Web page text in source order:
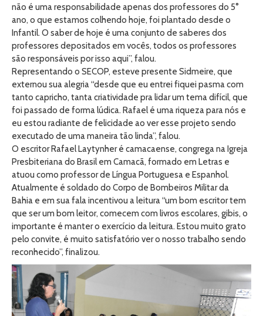
não é uma responsabilidade apenas dos professores do 5°
ano, o que estamos colhendo hoje, foi plantado desde o
Infantil. O saber de hoje é uma conjunto de saberes dos
professores depositados em vocês, todos os professores
são responsáveis por isso aqui”, falou.
Representando o SECOP, esteve presente Sidmeire, que
externou sua alegria “desde que eu entrei fiquei pasma com
tanto capricho, tanta criatividade pra lidar um tema difícil, que
foi passado de forma lúdica. Rafael é uma riqueza para nós e
eu estou radiante de felicidade ao ver esse projeto sendo
executado de uma maneira tão linda”, falou.
O escritor Rafael Laytynher é camacaense, congrega na Igreja
Presbiteriana do Brasil em Camacã, formado em Letras e
atuou como professor de Língua Portuguesa e Espanhol.
Atualmente é soldado do Corpo de Bombeiros Militar da
Bahia e em sua fala incentivou a leitura “um bom escritor tem
que ser um bom leitor, comecem com livros escolares, gibis, o
importante é manter o exercício da leitura. Estou muito grato
pelo convite, é muito satisfatório ver o nosso trabalho sendo
reconhecido”, finalizou.